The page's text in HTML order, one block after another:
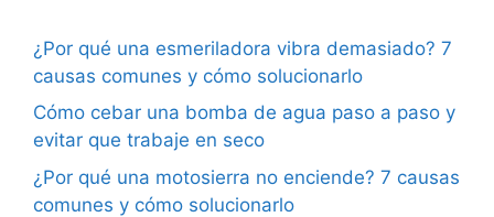
¿Por qué una esmeriladora vibra demasiado? 7
causas comunes y cómo solucionarlo
Cómo cebar una bomba de agua paso a paso y
evitar que trabaje en seco
¿Por qué una motosierra no enciende? 7 causas
comunes y cómo solucionarlo